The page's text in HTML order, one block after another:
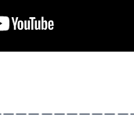
ーーーーーーーーー